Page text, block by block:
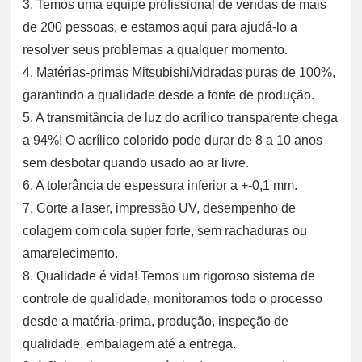
3. Temos uma equipe profissional de vendas de mais
de 200 pessoas, e estamos aqui para ajudá-lo a
resolver seus problemas a qualquer momento.
4. Matérias-primas Mitsubishi/vidradas puras de 100%,
garantindo a qualidade desde a fonte de produção.
5. A transmitância de luz do acrílico transparente chega
a 94%! O acrílico colorido pode durar de 8 a 10 anos
sem desbotar quando usado ao ar livre.
6. A tolerância de espessura inferior a +-0,1 mm.
7. Corte a laser, impressão UV, desempenho de
colagem com cola super forte, sem rachaduras ou
amarelecimento.
8. Qualidade é vida! Temos um rigoroso sistema de
controle de qualidade, monitoramos todo o processo
desde a matéria-prima, produção, inspeção de
qualidade, embalagem até a entrega.